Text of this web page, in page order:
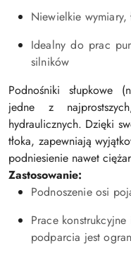
Niewielkie wymiary,
Idealny do prac
silników
Podnośniki słupkowe
jedne z
hydraulicznych. Dzięki
tłoka, zapewniają
podniesienie nawet
Zastosowanie:
Podnoszenie osi
Prace
podparcia jest